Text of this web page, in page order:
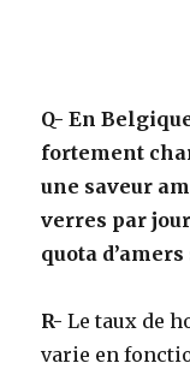
Q- En
fortement
une saveur
verres par
quota
R- Le taux de
varie en